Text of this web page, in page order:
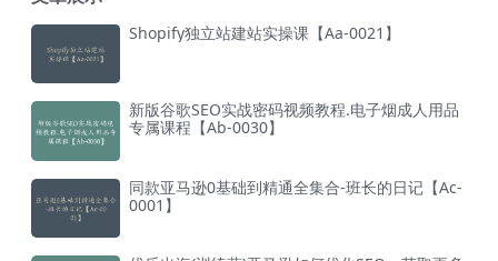
Shopify独立站建站实操课【Aa-0021】
新版谷歌SEO实战密码视频教程.电子烟成人用品
专属课程【Ab-0030】
同款亚马逊0基础到精通全集合-班长的日记【Ac-
0001】